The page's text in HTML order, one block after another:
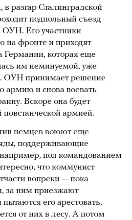
в разгар Сталинградской
подпольный съезд
ОУН. Его участники
на фронте и приходят
Германии, которая еще
им неминуемой, уже
ОУН принимает решение
армию и снова воевать
Вскоре она будет
повстанческой армией.
немцев воюют еще
поддерживающие
под командованием
что коммунист
вопреки — пока
за ним приезжают
его арестовать,
от них в лесу. А потом